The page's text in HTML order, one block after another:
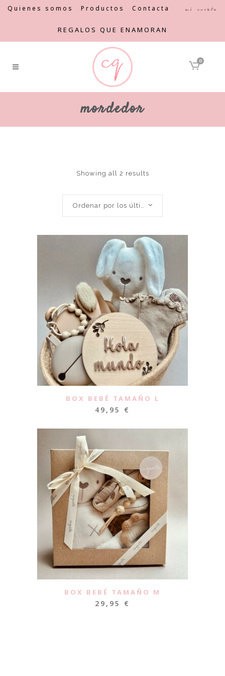
Quienes somos Productos Contacta Mi cuenta
REGALOS QUE ENAMORAN
0
mordedor
Showing all 2 results
Ordenar por los últimos
BOX BEBÉ TAMAÑO L
49,95 €
BOX BEBÉ TAMAÑO M
29,95 €